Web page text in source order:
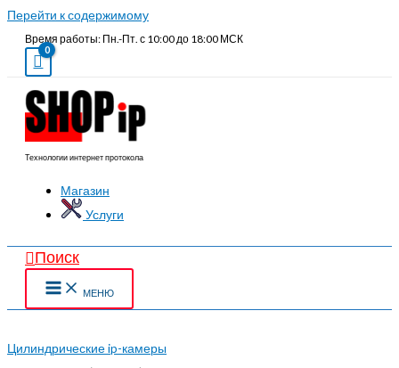
Перейти к содержимому
Время работы: Пн.-Пт. с 10:00 до 18:00 МСК
Технологии интернет протокола
Магазин
Услуги
Поиск
МЕНЮ
Цилиндрические ip-камеры